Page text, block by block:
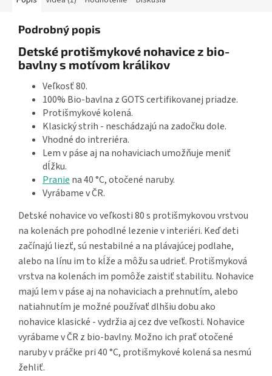
Podrobný popis
Detské protišmykové nohavice z bio-
bavlny s motívom králikov
Veľkosť 80.
100% Bio-bavlna z GOTS certifikovanej priadze.
Protišmykové kolená.
Klasický strih - neschádzajú na zadočku dole.
Vhodné do intreriéra.
Lem v páse aj na nohaviciach umožňuje meniť
dĺžku.
Pranie na 40 °C, otočené naruby.
Vyrábame v ČR.
Detské nohavice vo veľkosti 80 s protišmykovou vrstvou
na kolenách pre pohodlné lezenie v interiéri. Keď deti
začínajú liezť, sú nestabilné a na plávajúcej podlahe,
alebo na línu im to kĺže a môžu sa udrieť. Protišmyková
vrstva na kolenách im pomôže zaistiť stabilitu. Nohavice
majú lem v páse aj na nohaviciach a prehnutím, alebo
natiahnutím je možné používať dlhšiu dobu ako
nohavice klasické - vydržia aj cez dve veľkosti. Nohavice
vyrábame v ČR z bio-bavlny. Možno ich prať otočené
naruby v práčke pri 40 °C, protišmykové kolená sa nesmú
žehliť.